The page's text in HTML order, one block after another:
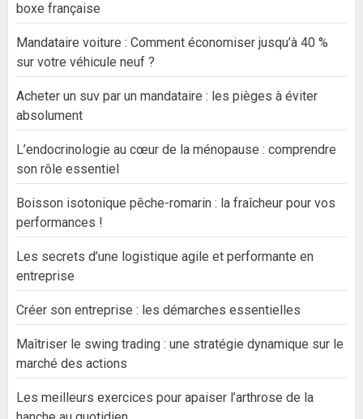
boxe française
Mandataire voiture : Comment économiser jusqu’à 40 %
sur votre véhicule neuf ?
Acheter un suv par un mandataire : les pièges à éviter
absolument
L’endocrinologie au cœur de la ménopause : comprendre
son rôle essentiel
Boisson isotonique pêche-romarin : la fraîcheur pour vos
performances !
Les secrets d’une logistique agile et performante en
entreprise
Créer son entreprise : les démarches essentielles
Maîtriser le swing trading : une stratégie dynamique sur le
marché des actions
Les meilleurs exercices pour apaiser l’arthrose de la